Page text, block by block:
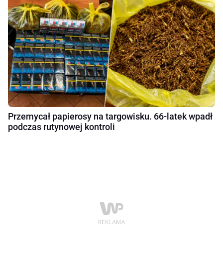
Przemycał papierosy na targowisku. 66-latek wpadł
podczas rutynowej kontroli